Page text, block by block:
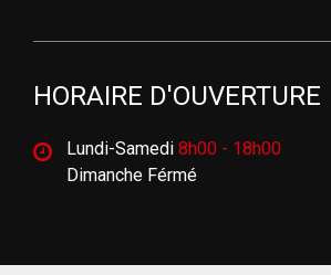
HORAIRE D'OUVERTURE
Lundi-Samedi 8h00 - 18h00
Dimanche Férmé